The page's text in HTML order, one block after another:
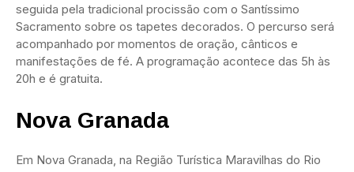
seguida pela tradicional procissão com o Santíssimo
Sacramento sobre os tapetes decorados. O percurso será
acompanhado por momentos de oração, cânticos e
manifestações de fé. A programação acontece das 5h às
20h e é gratuita.
Nova Granada
Em Nova Granada, na Região Turística Maravilhas do Rio